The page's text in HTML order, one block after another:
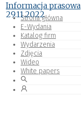
Strona główna
E-Wydania
Katalog firm
Wydarzenia
Zdjęcia
Wideo
White papers
Informacja prasowa
29.11.2022